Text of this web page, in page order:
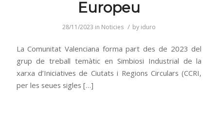
Europeu
28/11/2023 in Noticies / by iduro
La Comunitat Valenciana forma part des de 2023 del
grup de treball temàtic en Simbiosi Industrial de la
xarxa d’Iniciatives de Ciutats i Regions Circulars (CCRI,
per les seues sigles […]